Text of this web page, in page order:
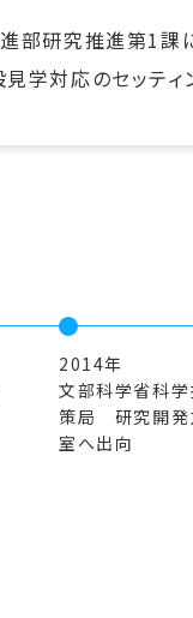
部研究推進第1課
学対応のセッティ
2014年
文部科学省科学
策局 研究開発
室へ出向